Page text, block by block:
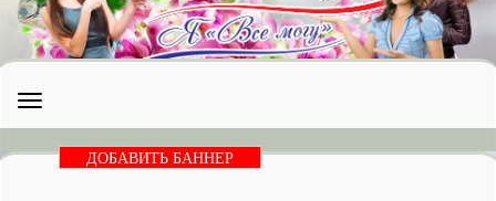
Открыть
меню
ДОБАВИТЬ БАННЕР